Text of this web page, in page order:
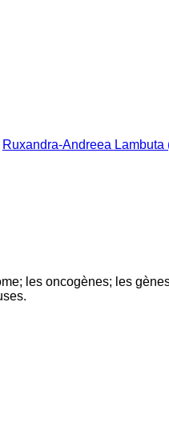
Ruxandra-Andreea Lambuta
les oncogènes; les